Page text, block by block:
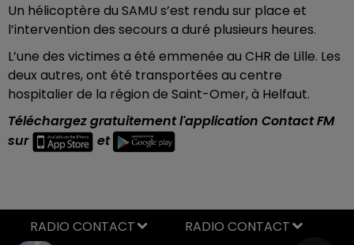
Un hélicoptère du SAMU s’est rendu sur place et
l’intervention des secours a duré plusieurs heures.
L’une des victimes a été emmenée au CHR de Lille. Les
deux autres, ont été transportées au centre
hospitalier de la région de Saint-Omer, à Helfaut.
Téléchargez gratuitement l'application Contact FM
sur
et
RADIO CONTACT